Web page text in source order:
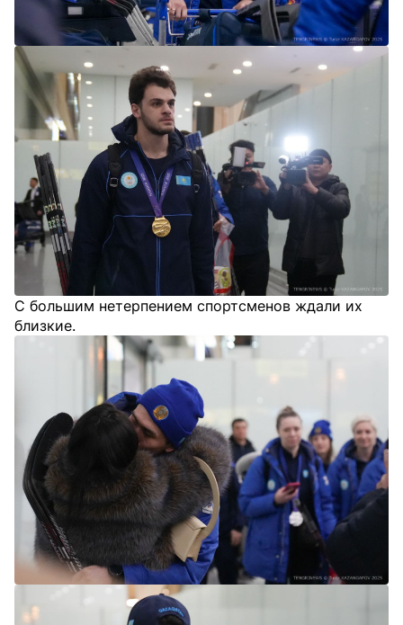
С большим нетерпением спортсменов ждали их
близкие.